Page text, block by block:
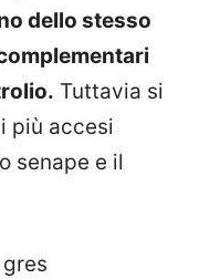
dello stesso
Tuttavia si
più accesi
senape e il